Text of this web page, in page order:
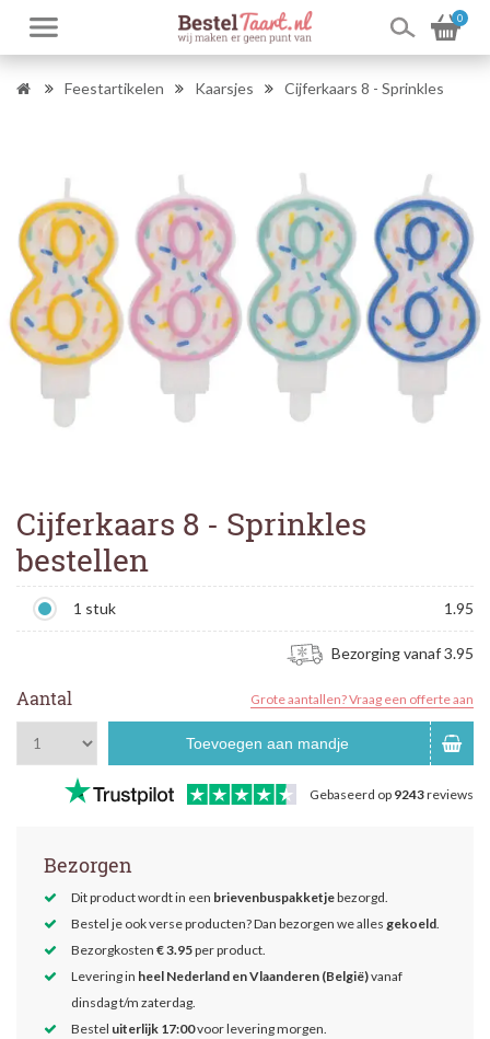
0
Feestartikelen Kaarsjes Cijferkaars 8 - Sprinkles
Cijferkaars 8 - Sprinkles
bestellen
1 stuk 1.95
Bezorging vanaf 3.95
Aantal Grote aantallen? Vraag een offerte aan
Toevoegen aan mandje
Gebaseerd op 9243reviews
Bezorgen
Dit product wordt in een brievenbuspakketjebezorgd.
Bestel je ook verse producten? Dan bezorgen we alles gekoeld.
Bezorgkosten € 3.95per product.
Levering in heel Nederland en Vlaanderen (België)vanaf
dinsdag t/m zaterdag.
Bestel uiterlijk 17:00voor levering morgen.